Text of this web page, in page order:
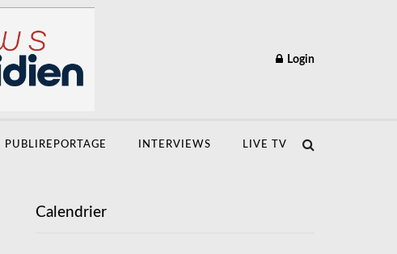
Login
PUBLIREPORTAGE INTERVIEWS LIVE TV
Calendrier